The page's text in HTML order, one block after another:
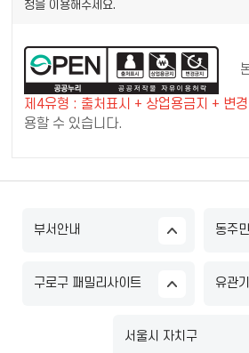
청을 이용해주세요.
제4유형 : 출처표시 + 상업용금지 + 변
용할 수 있습니다.
부서안내 동주
구로구 패밀리사이트 유관
서울시 자치구